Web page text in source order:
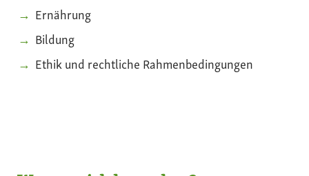
Ernährung
Bildung
Ethik und rechtliche Rahmenbedingungen